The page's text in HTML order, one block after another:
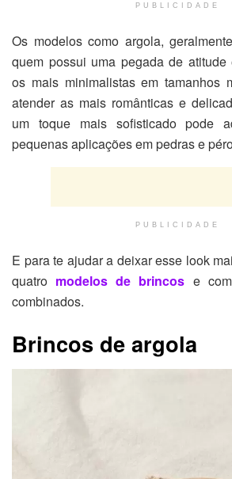
PUBLICIDADE
Os modelos como argola,
quem possui uma pegada de
os mais minimalistas em tamanhos
atender as mais românticas e
um toque mais sofisticado pode
pequenas aplicações em pedras e
PUBLICIDADE
E para te ajudar a deixar esse look
quatro modelos de brincos e
combinados.
Brincos de argola